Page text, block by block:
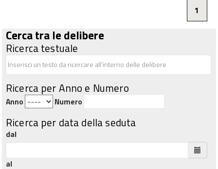
1
Cerca tra le delibere
Ricerca testuale
Ricerca per Anno e Numero
Anno Numero
Ricerca per data della seduta
dal
al